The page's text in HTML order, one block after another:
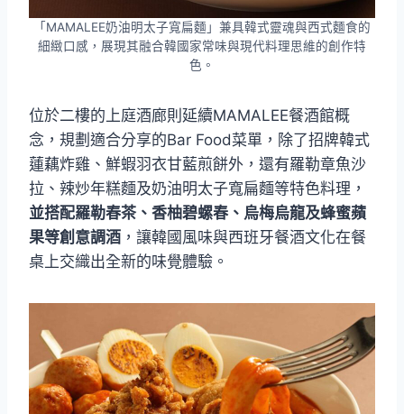
「MAMALEE奶油明太子寬扁麵」兼具韓式靈魂與西式麵食的
細緻口感，展現其融合韓國家常味與現代料理思維的創作特
色。
位於二樓的上庭酒廊則延續MAMALEE餐酒館概
念，規劃適合分享的Bar Food菜單，除了招牌韓式
蓮藕炸雞、鮮蝦羽衣甘藍煎餅外，還有羅勒章魚沙
拉、辣炒年糕麵及奶油明太子寬扁麵等特色料理，
並搭配羅勒春茶、香柚碧螺春、烏梅烏龍及蜂蜜蘋
果等創意調酒 ，讓韓國風味與西班牙餐酒文化在餐
桌上交織出全新的味覺體驗。